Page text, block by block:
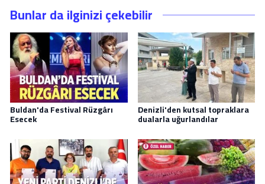
Bunlar da ilginizi çekebilir
Buldan'da Festival Rüzgârı
Esecek
Denizli'den kutsal topraklara
dualarla uğurlandılar